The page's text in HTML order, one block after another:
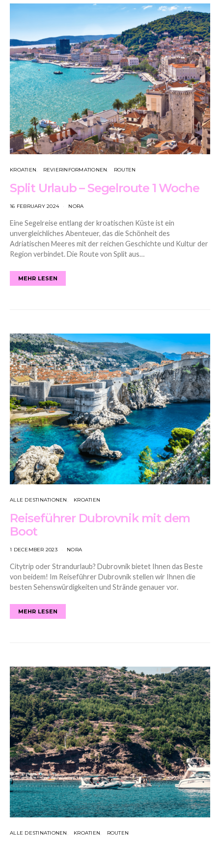
KROATIEN REVIERINFORMATIONEN ROUTEN
Split Urlaub – Segelroute 1 Woche
16 FEBRUARY 2024 NORA
Eine Segelreise entlang der kroatischen Küste ist ein
unvergleichliches Abenteuer, das die Schönheit des
Adriatischen Meeres mit der reichen Geschichte und Kultur der
Region verbindet. Die Route von Split aus…
MEHR LESEN
ALLE DESTINATIONEN KROATIEN
Reiseführer Dubrovnik mit dem
Boot
1 DECEMBER 2023 NORA
Citytrip oder Strandurlaub? Dubrovnik bietet Ihnen das Beste
von beidem! Im Reiseführer Dubrovnik stellen wir Ihnen die
besten Sehenswürdigkeiten und Strände genauer vor.
MEHR LESEN
ALLE DESTINATIONEN KROATIEN ROUTEN